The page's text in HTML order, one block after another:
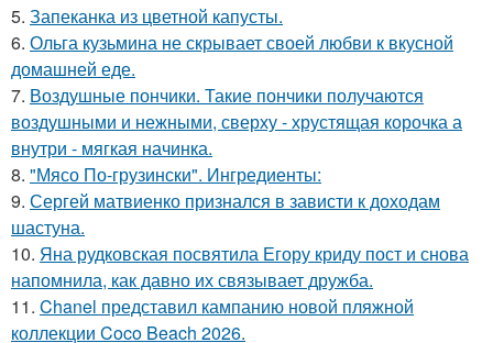
5. Запеканка из цветной капусты.
6. Ольга кузьмина не скрывает своей любви к вкусной
домашней еде.
7. Воздушные пончики. Такие пончики получаются
воздушными и нежными, сверху - хрустящая корочка а
внутри - мягкая начинка.
8. "Мясо По-грузински". Ингредиенты:
9. Сергей матвиенко признался в зависти к доходам
шастуна.
10. Яна рудковская посвятила Егору криду пост и снова
напомнила, как давно их связывает дружба.
11. Chanel представил кампанию новой пляжной
коллекции Coco Beach 2026.